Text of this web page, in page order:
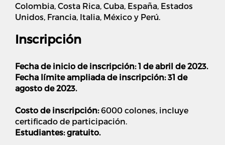
Colombia, Costa Rica, Cuba, España, Estados
Unidos, Francia, Italia, México y Perú.
Inscripción
Fecha de inicio de inscripción: 1 de abril de 2023.
Fecha límite ampliada de inscripción: 31 de
agosto de 2023.
Costo de inscripción:6000 colones, incluye
certificado de participación.
Estudiantes: gratuito.